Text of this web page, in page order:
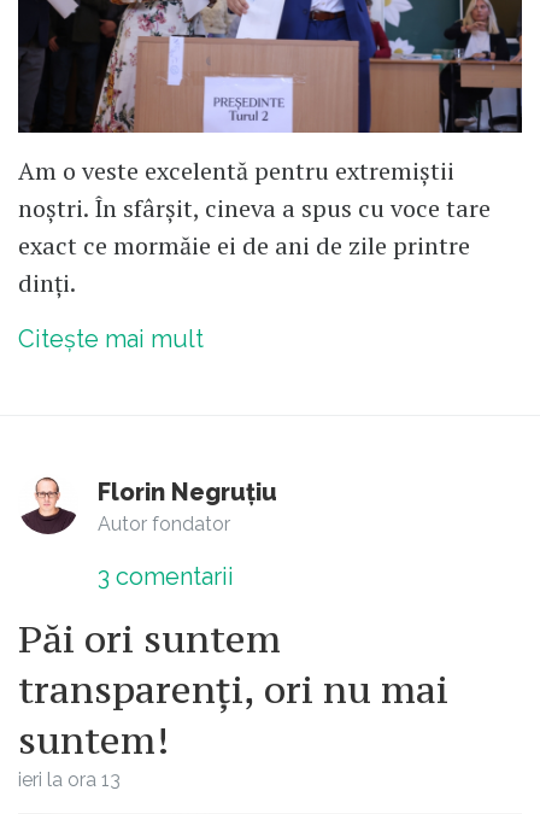
Am o veste excelentă pentru extremiștii
noștri. În sfârșit, cineva a spus cu voce tare
exact ce mormăie ei de ani de zile printre
dinți.
Citește mai mult
Florin Negruțiu
Autor fondator
3 comentarii
Păi ori suntem
transparenți, ori nu mai
suntem!
ieri la ora 13